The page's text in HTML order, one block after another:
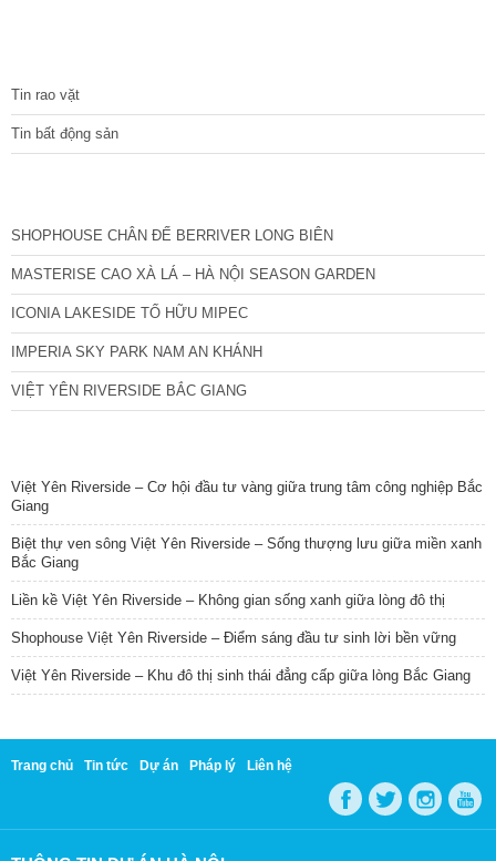
Tin rao vặt
Tin bất động sản
SHOPHOUSE CHÂN ĐẾ BERRIVER LONG BIÊN
MASTERISE CAO XÀ LÁ – HÀ NỘI SEASON GARDEN
ICONIA LAKESIDE TỐ HỮU MIPEC
IMPERIA SKY PARK NAM AN KHÁNH
VIỆT YÊN RIVERSIDE BẮC GIANG
Việt Yên Riverside – Cơ hội đầu tư vàng giữa trung tâm công nghiệp Bắc
Giang
Biệt thự ven sông Việt Yên Riverside – Sống thượng lưu giữa miền xanh
Bắc Giang
Liền kề Việt Yên Riverside – Không gian sống xanh giữa lòng đô thị
Shophouse Việt Yên Riverside – Điểm sáng đầu tư sinh lời bền vững
Việt Yên Riverside – Khu đô thị sinh thái đẳng cấp giữa lòng Bắc Giang
Trang chủ Tin tức Dự án Pháp lý Liên hệ